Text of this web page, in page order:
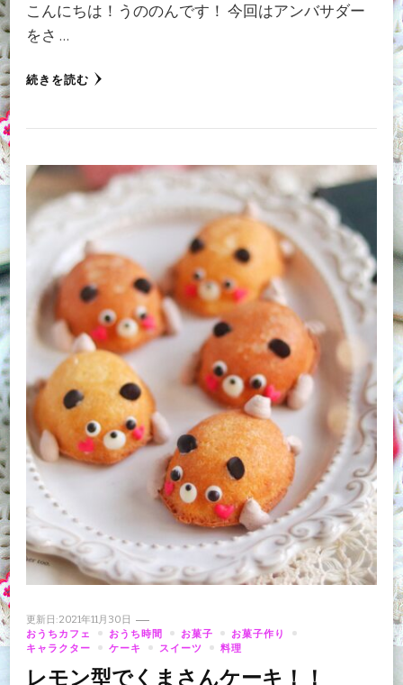
こんにちは！うののんです！ 今回はアンバサダー
をさ …
続きを読む
更新日:2021年11月30日
おうちカフェ
おうち時間 お菓子
お菓子作り
キャラクター
ケーキ スイーツ 料理
レモン型でくまさんケーキ！！